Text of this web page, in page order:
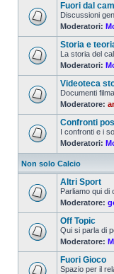
Fuori dal
Discussioni
Moderatori:
Storia e
La storia del
Moderatori:
Videoteca
Documenti
Moderatore:
Confronti
I confronti e i
Moderatori:
Non solo Calcio
Altri Sport
Parliamo qui di
Moderatore:
Off Topic
Qui si parla di
Moderatore:
Fuori Gioco
Spazio per il